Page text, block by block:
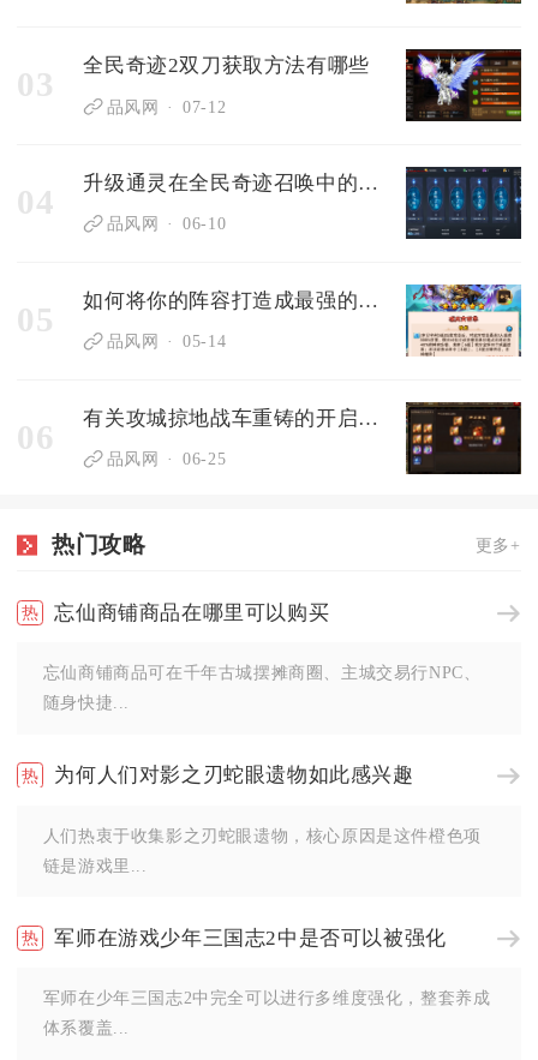
03 全民奇迹2双刀获取方法有哪些
品风网 07-12
04 升级通灵在全民奇迹召唤中的注意事项有哪些
品风网 06-10
05 如何将你的阵容打造成最强的少年三国志队伍
品风网 05-14
06 有关攻城掠地战车重铸的开启详情是什么
品风网 06-25
热门攻略 更多+
忘仙商铺商品在哪里可以购买
忘仙商铺商品可在千年古城摆摊商圈、主城交易行NPC、
随身快捷...
为何人们对影之刃蛇眼遗物如此感兴趣
人们热衷于收集影之刃蛇眼遗物，核心原因是这件橙色项
链是游戏里...
军师在游戏少年三国志2中是否可以被强化
军师在少年三国志2中完全可以进行多维度强化，整套养成
体系覆盖...